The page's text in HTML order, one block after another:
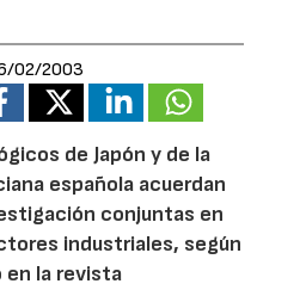
02/2003
de Japón y de la
española acuerdan
conjuntas en
industriales, según
en la revista